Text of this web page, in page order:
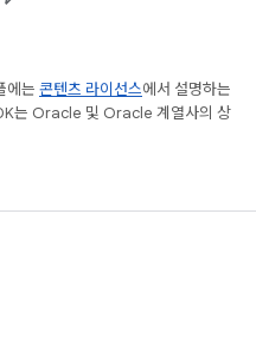
에는 콘텐츠 라이선스에서 설명하는
는 Oracle 및 Oracle 계열사의 상